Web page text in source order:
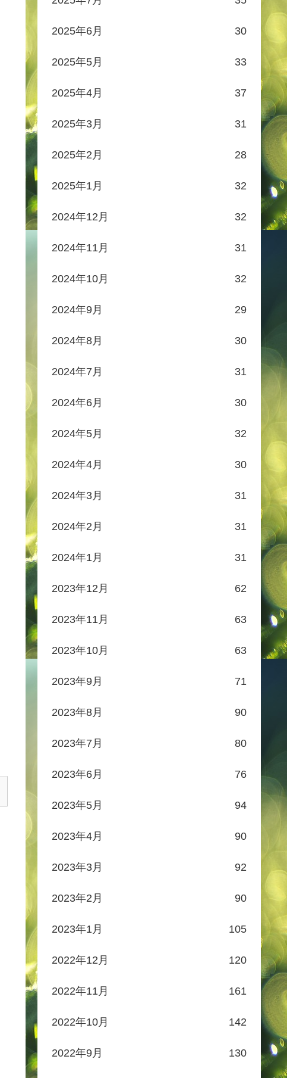
2025年6月 30
2025年5月 33
2025年4月 37
2025年3月 31
2025年2月 28
2025年1月 32
2024年12月 32
2024年11月 31
2024年10月 32
2024年9月 29
2024年8月 30
2024年7月 31
2024年6月 30
2024年5月 32
2024年4月 30
2024年3月 31
2024年2月 31
2024年1月 31
2023年12月 62
2023年11月 63
2023年10月 63
2023年9月 71
2023年8月 90
2023年7月 80
2023年6月 76
2023年5月 94
2023年4月 90
2023年3月 92
2023年2月 90
2023年1月 105
2022年12月 120
2022年11月 161
2022年10月 142
2022年9月 130